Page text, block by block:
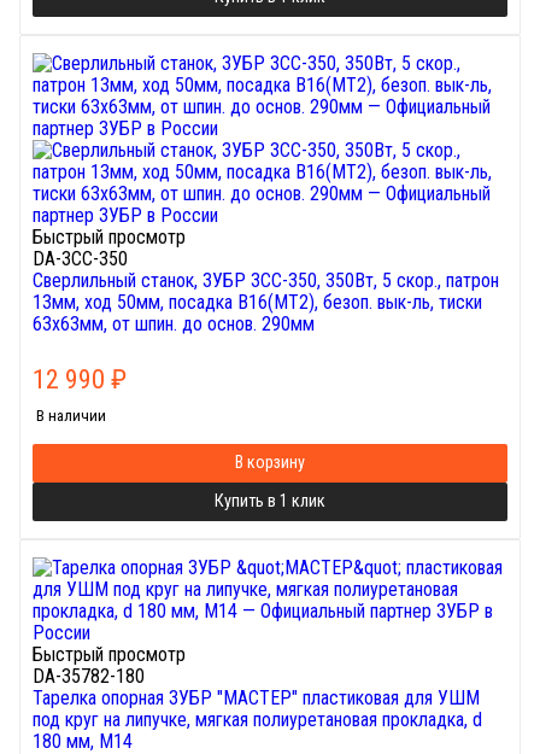
Быстрый просмотр
DA-ЗСС-350
Сверлильный станок, ЗУБР ЗСС-350, 350Вт, 5 скор., патрон
13мм, ход 50мм, посадка В16(МТ2), безоп. вык-ль, тиски
63х63мм, от шпин. до основ. 290мм
12 990 ₽
В наличии
В корзину
Купить в 1 клик
Быстрый просмотр
DA-35782-180
Тарелка опорная ЗУБР "МАСТЕР" пластиковая для УШМ
под круг на липучке, мягкая полиуретановая прокладка, d
180 мм, М14